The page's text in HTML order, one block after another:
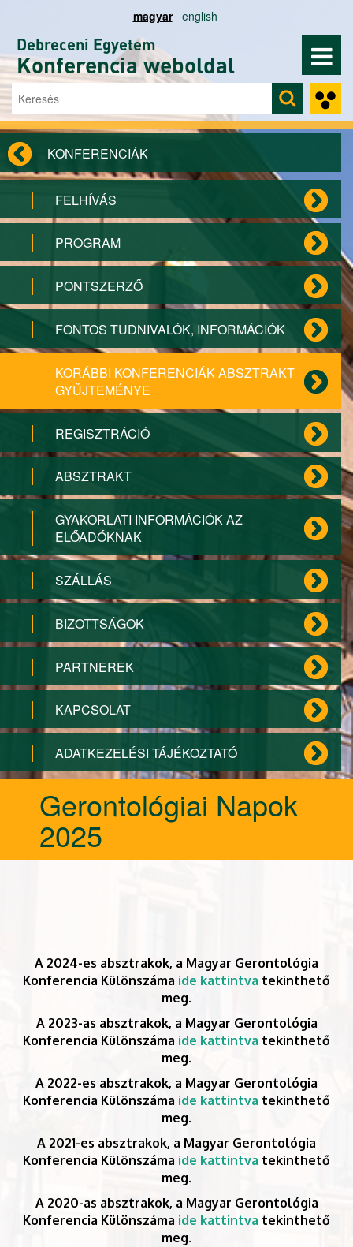
magyar english
Debreceni Egyetem
Konferencia weboldal
Keresés űrlap
Keresés
KONFERENCIÁK
FELHÍVÁS
PROGRAM
PONTSZERZŐ
FONTOS TUDNIVALÓK, INFORMÁCIÓK
KORÁBBI KONFERENCIÁK ABSZTRAKT
GYŰJTEMÉNYE
REGISZTRÁCIÓ
ABSZTRAKT
GYAKORLATI INFORMÁCIÓK AZ
ELŐADÓKNAK
SZÁLLÁS
BIZOTTSÁGOK
PARTNEREK
KAPCSOLAT
ADATKEZELÉSI TÁJÉKOZTATÓ
Gerontológiai Napok
2025
A 2024-es absztrakok, a Magyar Gerontológia
Konferencia Különszáma ide kattintva tekinthető
meg.
A 2023-as absztrakok, a Magyar Gerontológia
Konferencia Különszáma ide kattintva tekinthető
meg.
A 2022-es absztrakok, a Magyar Gerontológia
Konferencia Különszáma ide kattintva tekinthető
meg.
A 2021-es absztrakok, a Magyar Gerontológia
Konferencia Különszáma ide kattintva tekinthető
meg.
A 2020-as absztrakok, a Magyar Gerontológia
Konferencia Különszáma ide kattintva tekinthető
meg.